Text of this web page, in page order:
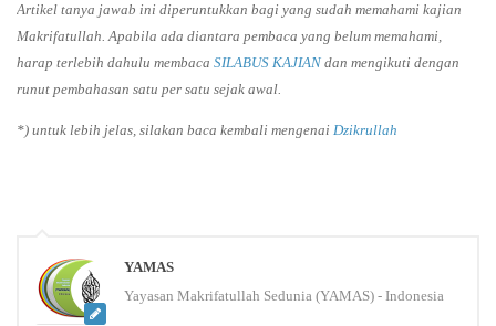
Artikel tanya jawab ini diperuntukkan bagi yang sudah memahami kajian
Makrifatullah. Apabila ada diantara pembaca yang belum memahami,
harap terlebih dahulu membaca SILABUS KAJIAN dan mengikuti dengan
runut pembahasan satu per satu sejak awal.
*) untuk lebih jelas, silakan baca kembali mengenai Dzikrullah
YAMAS
Yayasan Makrifatullah Sedunia (YAMAS) - Indonesia